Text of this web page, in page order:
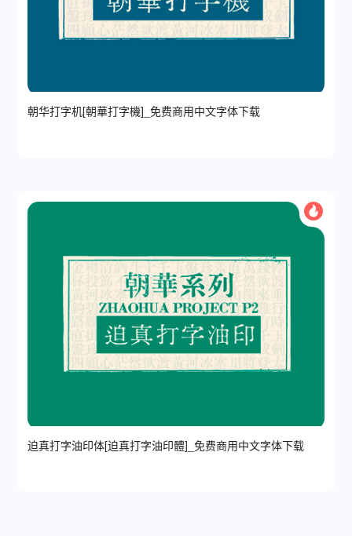
朝华打字机[朝華打字機]_免费商用中文字体下载
迫真打字油印体[迫真打字油印體]_免费商用中文字体下载